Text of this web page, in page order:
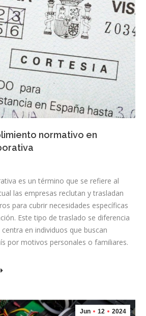
normativo en
es un término que se refiere al
las empresas reclutan y trasladan
para cubrir necesidades específicas
Este tipo de traslado se diferencia
en individuos que buscan
por motivos personales o familiares.
Jun 12 2024